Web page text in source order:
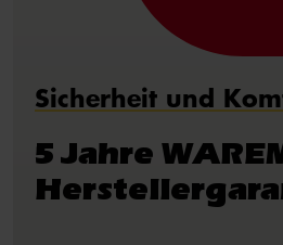
Sicherheit und
5 Jahre